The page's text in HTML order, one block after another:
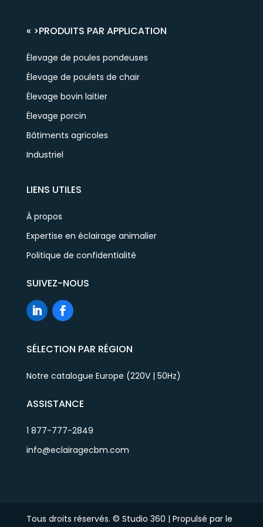
« >PRODUITS PAR APPLICATION
Élevage de poules pondeuses
Élevage de poulets de chair
Élevage bovin laitier
Élevage porcin
Bâtiments agricoles
Industriel
LIENS UTILES
À propos
Expertise en éclairage animalier
Politique de confidentialité
SUIVEZ-NOUS
SÉLECTION PAR RÉGION
Notre catalogue Europe (220V | 50Hz)
ASSISTANCE
1 877-777-2849
info@eclairagecbm.com
Tous droits réservés. © Studio 360 | Propulsé par le